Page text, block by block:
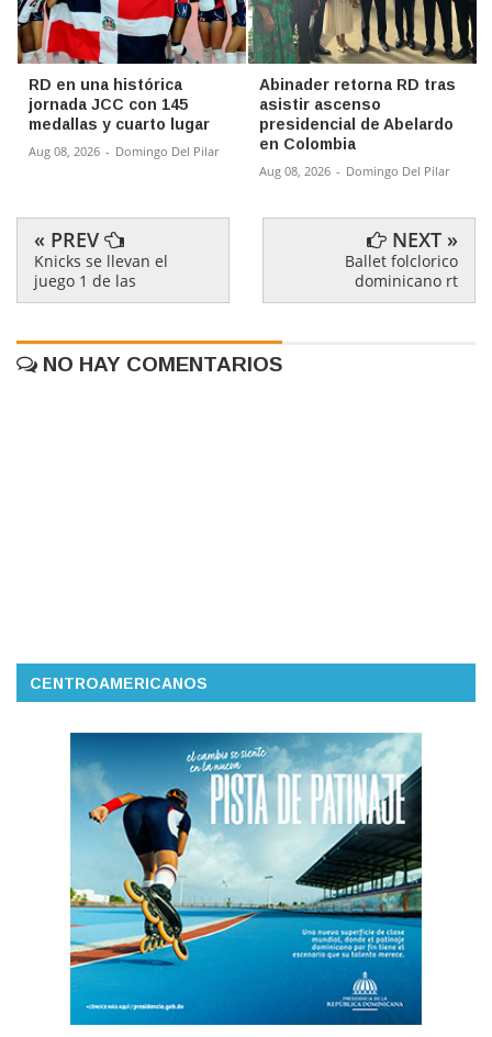
RD en una histórica
jornada JCC con 145
medallas y cuarto lugar
Aug 08, 2026 - Domingo Del Pilar
Abinader retorna RD tras
asistir ascenso
presidencial de Abelardo
en Colombia
Aug 08, 2026 - Domingo Del Pilar
« PREV
Knicks se llevan el
juego 1 de las
NEXT »
Ballet folclorico
dominicano rt
NO HAY COMENTARIOS
CENTROAMERICANOS